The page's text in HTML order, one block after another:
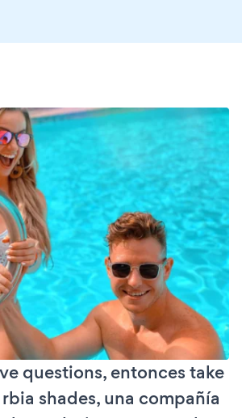
questions, entonces take
shades, una compañía